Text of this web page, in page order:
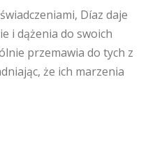
Díaz daje
i dążenia do swoich
przemawia do tych z
że ich marzenia